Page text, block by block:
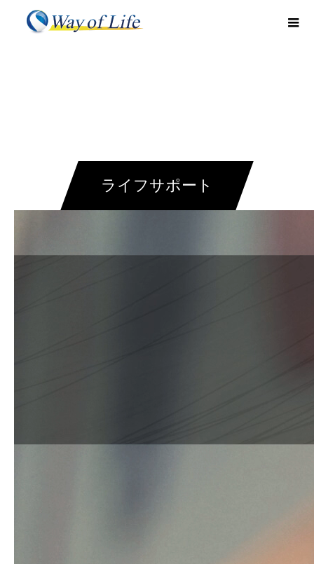
ライフサポート